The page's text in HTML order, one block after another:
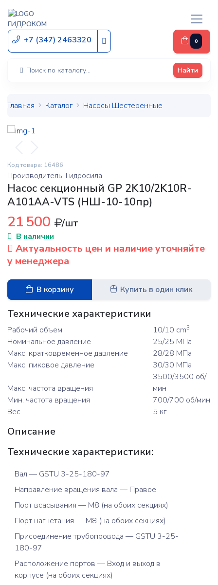
ГИДРОКОМ
+7 (347) 2463320 0
Найти
Главная Каталог Насосы Шестеренные
Код товара: 16486
Производитель: Гидросила
Насос секционный GP 2K10/2K10R-
A101AA-VTS (НШ-10-10пр)
21 500 /шт
В наличии
Актуальность цен и наличие уточняйте
у менеджера
В корзину Купить в один клик
Технические характеристики
Рабочий объем 10/10 cm3
Номинальное давление
25/25 МПа
Макс. кратковременное давление
28/28 МПа
Макс. пиковое давление
30/30 МПа
Макс. частота вращения
3500/3500 об/
мин
Мин. частота вращения
700/700 об/мин
Вес
5 кг
Описание
Технические характеристики:
Вал — GSTU 3-25-180-97
Направление вращения вала — Правое
Порт всасывания — M8 (на обоих секциях)
Порт нагнетания — M8 (на обоих секциях)
Присоединение трубопровода — GSTU 3-25-
180-97
Расположение портов — Вход и выход в
корпусе (на обоих секциях)